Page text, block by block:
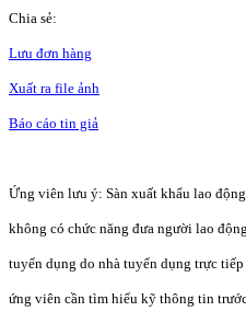
Chia sẻ:
Lưu đơn hàng
Xuất ra file ảnh
Báo cáo tin giả
Ứng viên lưu ý: Sàn xuất khẩu lao
không có chức năng đưa người lao
tuyển dụng do nhà tuyển dụng trực
ứng viên cần tìm hiểu kỹ thông tin